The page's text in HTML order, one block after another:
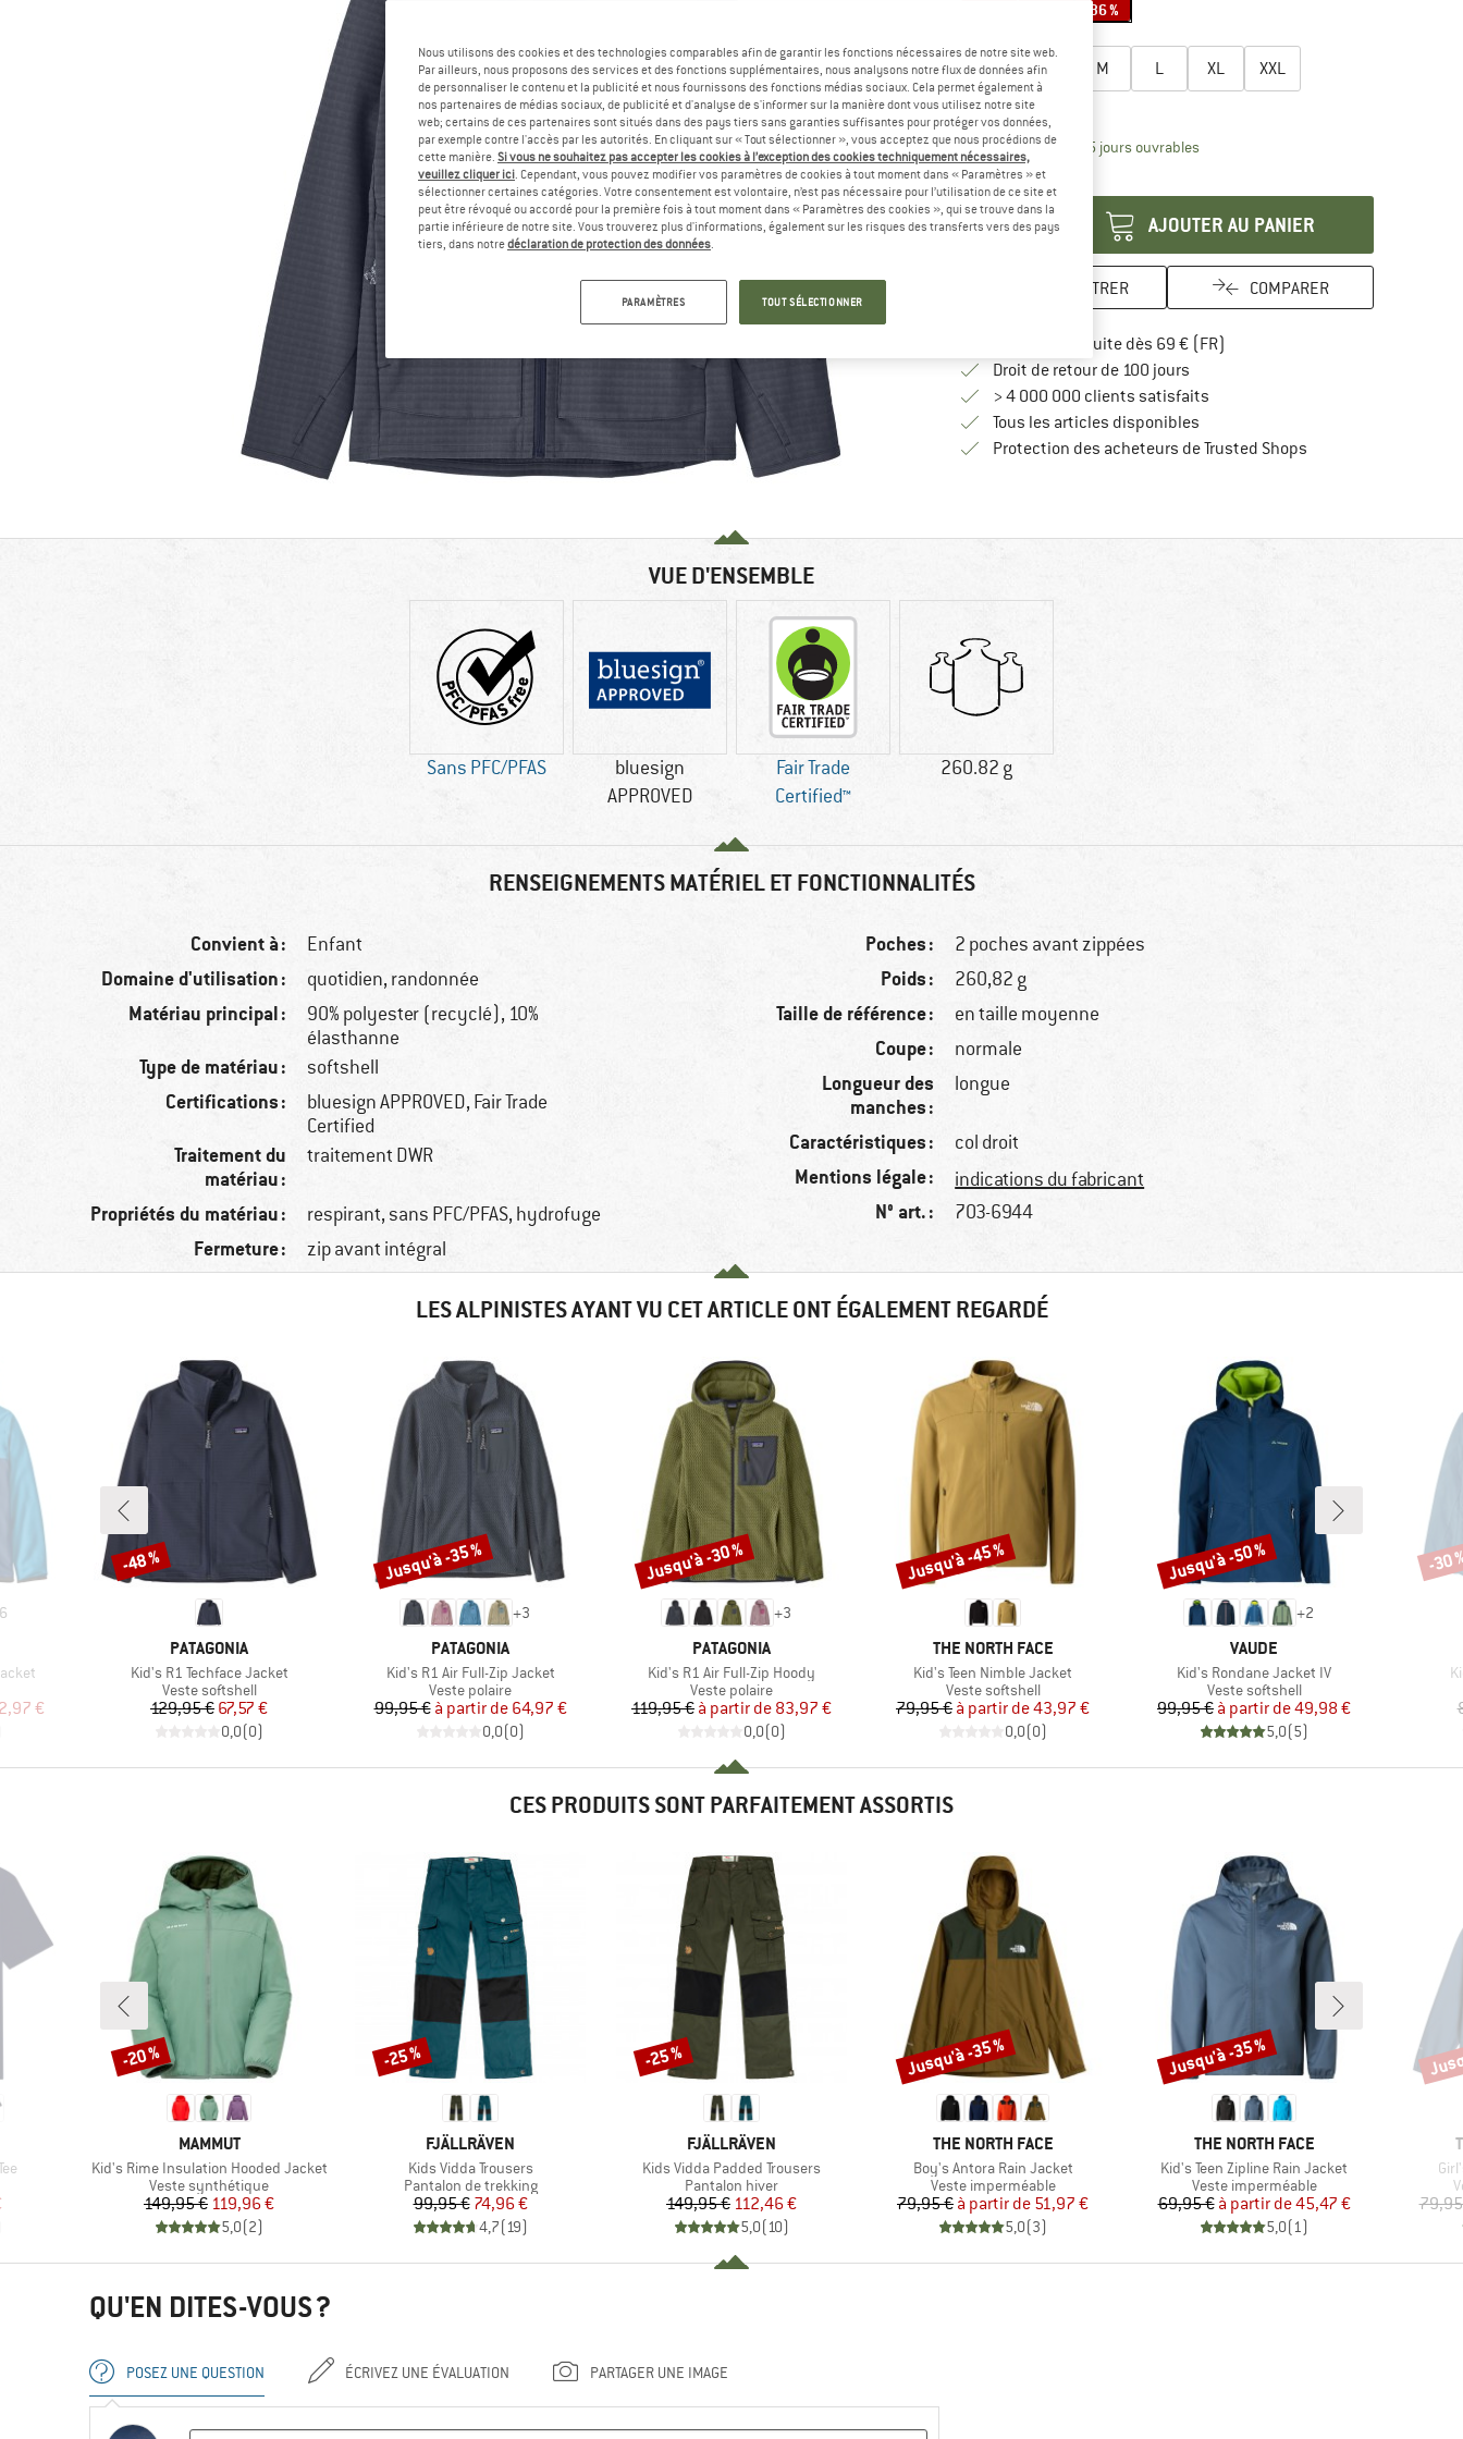
-36 %
XS S M L XL XXL
Guide des tailles
Délai de livraison: 3-5 jours ouvrablesLe lien s'ouvre dans une boîte
Quantité:
AJOUTER AU PANIER
ENREGISTRER COMPARER
Livraison gratuite dès 69 € (FR)
Droit de retour de 100 joursTrouve les informations de
> 4 000 000 clients satisfaits
Tous les articles disponibles
Protection des acheteurs de Trusted ShopsTrouve toutes les
VUE D'ENSEMBLE
Sans PFC/PFAS
bluesign
APPROVED
Fair Trade
Certified™
260.82 g
RENSEIGNEMENTS MATÉRIEL ET FONCTIONNALITÉS
Convient à : Enfant
Domaine d'utilisation : quotidien, randonnée
Matériau principal :
90% polyester (recyclé), 10%
élasthanne
Type de matériau : softshell
Certifications :
bluesign APPROVED, Fair Trade
Certified
Traitement du
matériau :
traitement DWR
Propriétés du matériau : respirant, sans PFC/PFAS, hydrofuge
Fermeture : zip avant intégral
Poches : 2 poches avant zippées
Poids : 260,82 g
Taille de référence : en taille moyenne
Coupe : normale
Longueur des
manches :
longue
Caractéristiques : col droit
Mentions légale : indications du fabricant
N° art. : 703-6944
LES ALPINISTES AYANT VU CET ARTICLE ONT ÉGALEMENT REGARDÉ
6
€
MARQUE
PATAGONIA
Article
Kid's R1 Techface Jacket
Product group
Veste softshell
Prix
129,95 €Prix réduit
67,57 €
0,0(0)
Remise
-48 %
+3
MARQUE
PATAGONIA
Article
Kid's R1 Air Full-Zip Jacket
Product group
Veste polaire
Prix
99,95 € Prix réduit
à partir de 64,97 €
0,0(0)
Remise
Jusqu'à -35 %
+3
MARQUE
PATAGONIA
Article
Kid's R1 Air Full-Zip Hoody
Product group
Veste polaire
Prix
119,95 € Prix réduit
à partir de 83,97 €
0,0(0)
Remise
Jusqu'à -30 %
MARQUE
THE NORTH FACE
Article
Kid's Teen Nimble Jacket
Product group
Veste softshell
Prix
79,95 € Prix réduit
à partir de43,97 €
0,0(0)
Remise
Jusqu'à -45 %
+2
MARQUE
VAUDE
Article
Kid's Rondane Jacket IV
Product group
Veste softshell
Prix
99,95 € Prix réduit
à partir de49,98 €
5,0(5)
Remise
Jusqu'à -50 % -30
CES PRODUITS SONT PARFAITEMENT ASSORTIS
MARQUE
MAMMUT
Article
Kid's Rime Insulation Hooded Jacket
Product group
Veste synthétique
Prix
149,95 €Prix réduit
119,96 €
5,0(2)
Remise
-20 %
MARQUE
FJÄLLRÄVEN
Article
Kids Vidda Trousers
Product group
Pantalon de trekking
Prix
99,95 €Prix réduit
74,96 €
4,7(19)
Remise
-25 %
MARQUE
FJÄLLRÄVEN
Article
Kids Vidda Padded Trousers
Product group
Pantalon hiver
Prix
149,95 €Prix réduit
112,46 €
5,0(10)
Remise
-25 %
MARQUE
THE NORTH FACE
Article
Boy's Antora Rain Jacket
Product group
Veste imperméable
Prix
79,95 € Prix réduit
à partir de 51,97 €
5,0(3)
Remise
Jusqu'à -35 %
MARQUE
THE NORTH FACE
Article
Kid's Teen Zipline Rain Jacket
Product group
Veste imperméable
Prix
69,95 € Prix réduit
à partir de45,47 €
5,0(1)
Remise
Jusqu'à -35 %
QU'EN DITES-VOUS ?
POSEZ UNE QUESTION ÉCRIVEZ UNE ÉVALUATION PARTAGER UNE IMAGE
Nous utilisons des cookies et des technologies comparables afin de garantir les fonctions nécessaires de notre site web.
Par ailleurs, nous proposons des services et des fonctions supplémentaires, nous analysons notre flux de données afin
de personnaliser le contenu et la publicité et nous fournissons des fonctions médias sociaux. Cela permet également à
nos partenaires de médias sociaux, de publicité et d'analyse de s'informer sur la manière dont vous utilisez notre site
web; certains de ces partenaires sont situés dans des pays tiers sans garanties suffisantes pour protéger vos données,
par exemple contre l'accès par les autorités. En cliquant sur « Tout sélectionner », vous acceptez que nous procédions de
cette manière. Si vous ne souhaitez pas accepter les cookies à l’exception des cookies techniquement nécessaires,
veuillez cliquer ici. Cependant, vous pouvez modifier vos paramètres de cookies à tout moment dans « Paramètres » et
sélectionner certaines catégories. Votre consentement est volontaire, n’est pas nécessaire pour l’utilisation de ce site et
peut être révoqué ou accordé pour la première fois à tout moment dans « Paramètres des cookies », qui se trouve dans la
partie inférieure de notre site. Vous trouverez plus d'informations, également sur les risques des transferts vers des pays
tiers, dans notredéclaration de protection des données.
PARAMÈTRES TOUT SÉLECTIONNER